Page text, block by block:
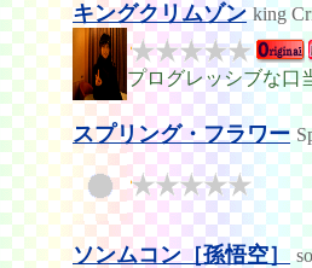
キングクリムゾン king
プログレッシブな口
スプリング・フラワー
ソンムコン［孫悟空］